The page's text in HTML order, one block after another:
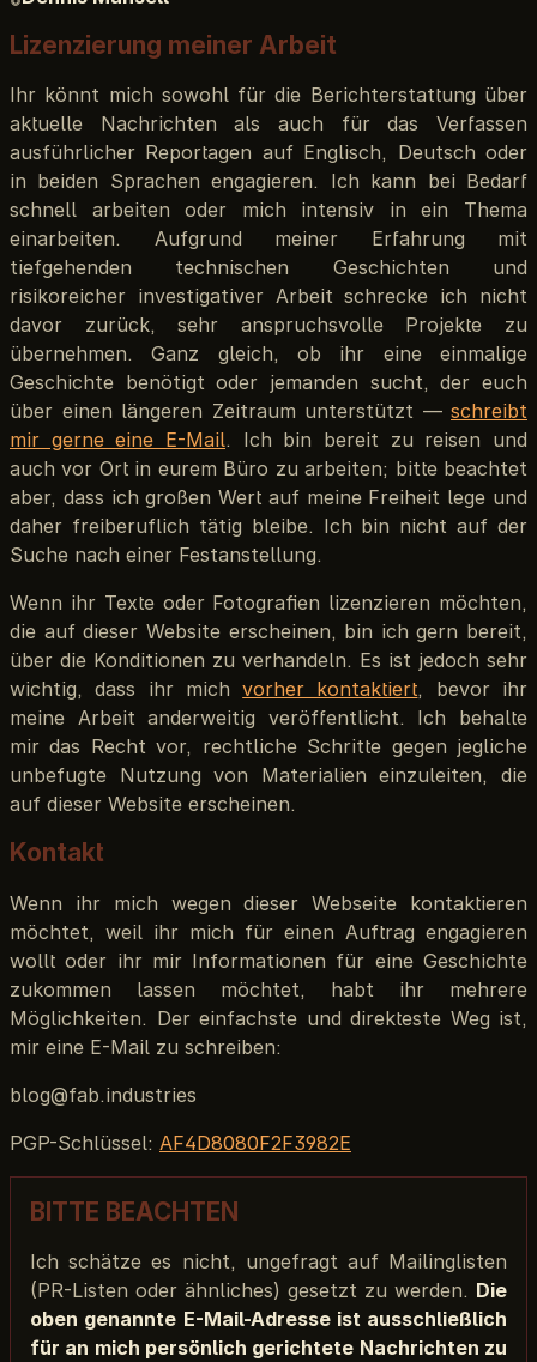
Lizenzierung meiner Arbeit
Ihr könnt mich sowohl für die Berichterstattung über
aktuelle Nachrichten als auch für das Verfassen
ausführlicher Reportagen auf Englisch, Deutsch oder
in beiden Sprachen engagieren. Ich kann bei Bedarf
schnell arbeiten oder mich intensiv in ein Thema
einarbeiten. Aufgrund meiner Erfahrung mit
tiefgehenden technischen Geschichten und
risikoreicher investigativer Arbeit schrecke ich nicht
davor zurück, sehr anspruchsvolle Projekte zu
übernehmen. Ganz gleich, ob ihr eine einmalige
Geschichte benötigt oder jemanden sucht, der euch
über einen längeren Zeitraum unterstützt — schreibt
mir gerne eine E-Mail. Ich bin bereit zu reisen und
auch vor Ort in eurem Büro zu arbeiten; bitte beachtet
aber, dass ich großen Wert auf meine Freiheit lege und
daher freiberuflich tätig bleibe. Ich bin nicht auf der
Suche nach einer Festanstellung.
Wenn ihr Texte oder Fotografien lizenzieren möchten,
die auf dieser Website erscheinen, bin ich gern bereit,
über die Konditionen zu verhandeln. Es ist jedoch sehr
wichtig, dass ihr michvorher kontaktiert, bevor ihr
meine Arbeit anderweitig veröffentlicht. Ich behalte
mir das Recht vor, rechtliche Schritte gegen jegliche
unbefugte Nutzung von Materialien einzuleiten, die
auf dieser Website erscheinen.
Kontakt
Wenn ihr mich wegen dieser Webseite kontaktieren
möchtet, weil ihr mich für einen Auftrag engagieren
wollt oder ihr mir Informationen für eine Geschichte
zukommen lassen möchtet, habt ihr mehrere
Möglichkeiten. Der einfachste und direkteste Weg ist,
mir eine E-Mail zu schreiben:
PGP-Schlüssel: AF4D8080F2F3982E
BITTE BEACHTEN
Ich schätze es nicht, ungefragt auf Mailinglisten
(PR-Listen oder ähnliches) gesetzt zu werden. Die
oben genannte E-Mail-Adresse ist ausschließlich
für an mich persönlich gerichtete Nachrichten zu